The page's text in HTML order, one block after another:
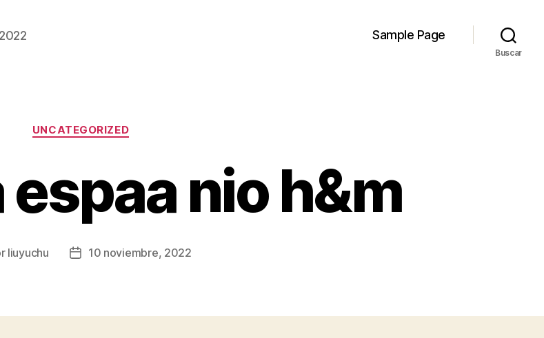
Sample Page
Buscar
Categorías
UNCATEGORIZED
nio h&m
liuyuchu
Fecha10 noviembre, 2022